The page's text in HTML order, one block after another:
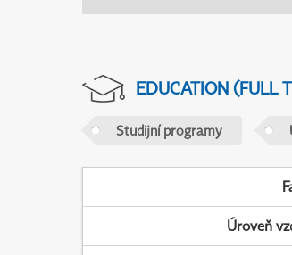
EDUCATION (FULL
Studijní programy
Úroveň